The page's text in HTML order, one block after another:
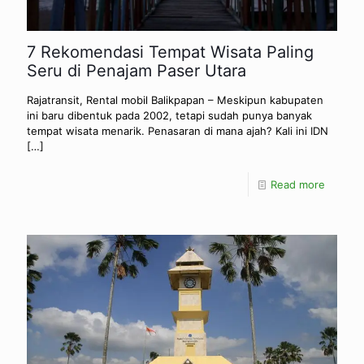
7 Rekomendasi Tempat Wisata Paling
Seru di Penajam Paser Utara
Rajatransit, Rental mobil Balikpapan – Meskipun kabupaten
ini baru dibentuk pada 2002, tetapi sudah punya banyak
tempat wisata menarik. Penasaran di mana ajah? Kali ini IDN
[…]
Read more